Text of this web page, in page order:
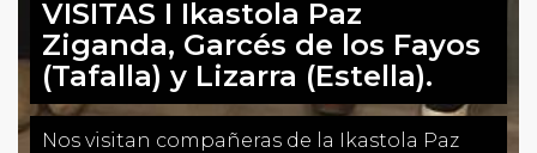
VISITAS I Ikastola Paz
Ziganda, Garcés de los Fayos
(Tafalla) y Lizarra (Estella).
Nos visitan compañeras de la Ikastola Paz